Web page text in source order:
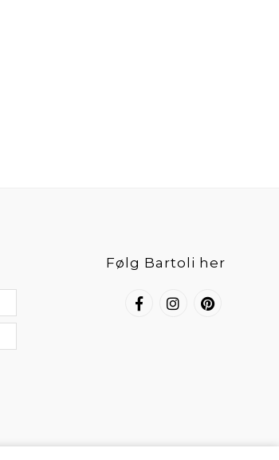
Følg Bartoli her